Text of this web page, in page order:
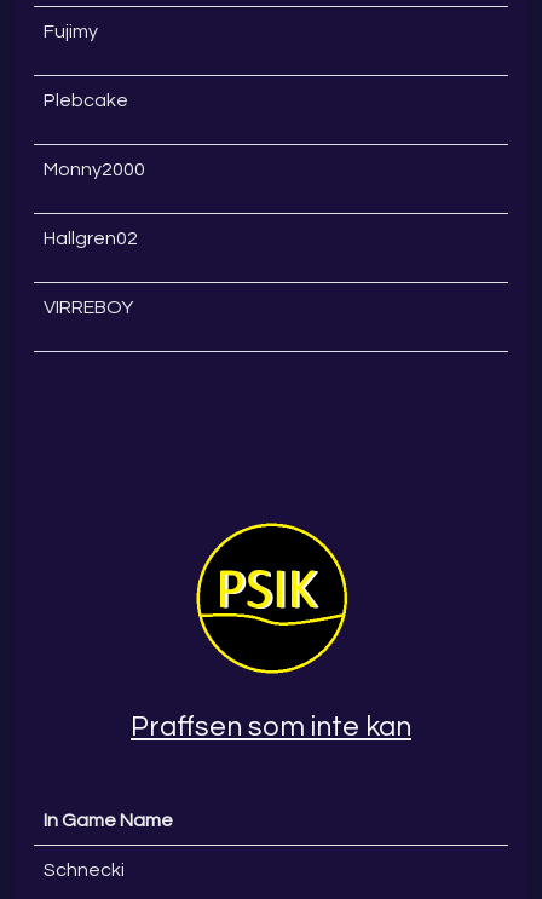
Fujimy
Plebcake
Monny2000
Hallgren02
VIRREBOY
Praffsen som inte kan
In Game Name
Schnecki